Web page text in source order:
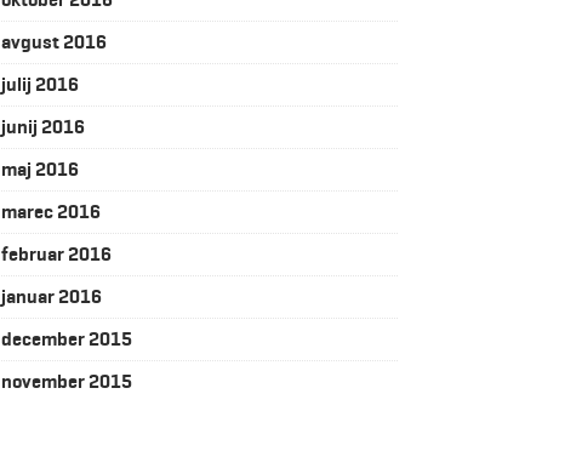
avgust 2016
julij 2016
junij 2016
maj 2016
marec 2016
februar 2016
januar 2016
december 2015
november 2015